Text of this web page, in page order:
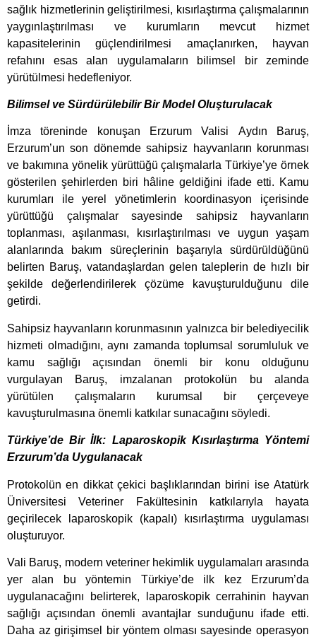
sağlık hizmetlerinin geliştirilmesi, kısırlaştırma çalışmalarının
yaygınlaştırılması ve kurumların mevcut hizmet
kapasitelerinin güçlendirilmesi amaçlanırken, hayvan
refahını esas alan uygulamaların bilimsel bir zeminde
yürütülmesi hedefleniyor.
Bilimsel ve Sürdürülebilir Bir Model Oluşturulacak
İmza töreninde konuşan Erzurum Valisi Aydın Baruş,
Erzurum’un son dönemde sahipsiz hayvanların korunması
ve bakımına yönelik yürüttüğü çalışmalarla Türkiye’ye örnek
gösterilen şehirlerden biri hâline geldiğini ifade etti. Kamu
kurumları ile yerel yönetimlerin koordinasyon içerisinde
yürüttüğü çalışmalar sayesinde sahipsiz hayvanların
toplanması, aşılanması, kısırlaştırılması ve uygun yaşam
alanlarında bakım süreçlerinin başarıyla sürdürüldüğünü
belirten Baruş, vatandaşlardan gelen taleplerin de hızlı bir
şekilde değerlendirilerek çözüme kavuşturulduğunu dile
getirdi.
Sahipsiz hayvanların korunmasının yalnızca bir belediyecilik
hizmeti olmadığını, aynı zamanda toplumsal sorumluluk ve
kamu sağlığı açısından önemli bir konu olduğunu
vurgulayan Baruş, imzalanan protokolün bu alanda
yürütülen çalışmaların kurumsal bir çerçeveye
kavuşturulmasına önemli katkılar sunacağını söyledi.
Türkiye’de Bir İlk: Laparoskopik Kısırlaştırma Yöntemi
Erzurum’da Uygulanacak
Protokolün en dikkat çekici başlıklarından birini ise Atatürk
Üniversitesi Veteriner Fakültesinin katkılarıyla hayata
geçirilecek laparoskopik (kapalı) kısırlaştırma uygulaması
oluşturuyor.
Vali Baruş, modern veteriner hekimlik uygulamaları arasında
yer alan bu yöntemin Türkiye’de ilk kez Erzurum’da
uygulanacağını belirterek, laparoskopik cerrahinin hayvan
sağlığı açısından önemli avantajlar sunduğunu ifade etti.
Daha az girişimsel bir yöntem olması sayesinde operasyon